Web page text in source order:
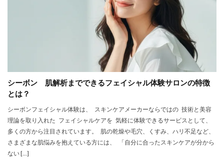
シーボン 肌解析までできるフェイシャル体験サロンの特徴
とは？
シーボンフェイシャル体験は、 スキンケアメーカーならではの 技術と美容
理論を取り入れた フェイシャルケアを 気軽に体験できるサービスとして、
多くの方から注目されています。 肌の乾燥や毛穴、くすみ、ハリ不足など、
さまざまな肌悩みを抱えている方には、 「自分に合ったスキンケアが分から
ない […]